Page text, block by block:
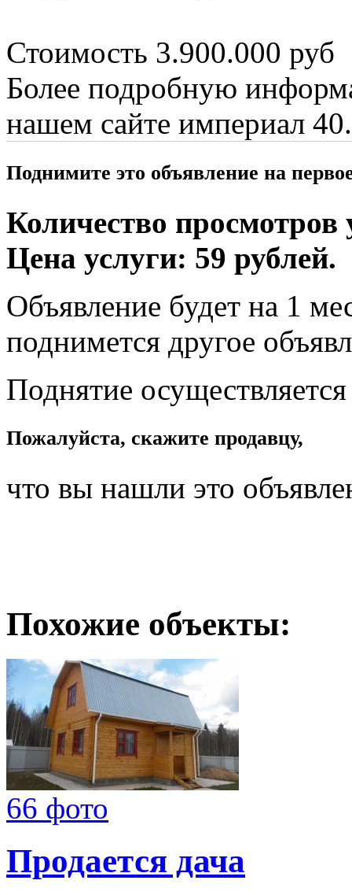
Стоимость 3.900.000 руб
Более подробную
нашем сайте империал 40.
Поднимите это объявление на
Количество просмотров
Цена услуги: 59 рублей.
Объявление будет на 1
поднимется другое
Поднятие
Пожалуйста, скажите продавцу,
что вы нашли это
Похожие объекты:
66 фото
Продается дача